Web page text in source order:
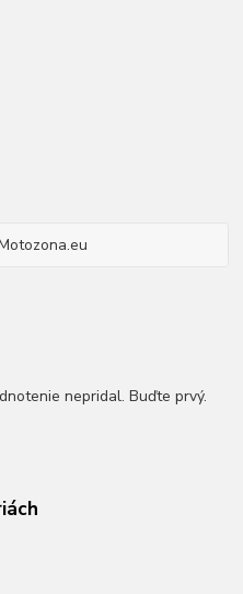
nepridal. Buďte prvý.